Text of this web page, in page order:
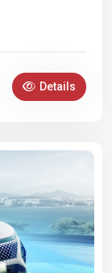
Details